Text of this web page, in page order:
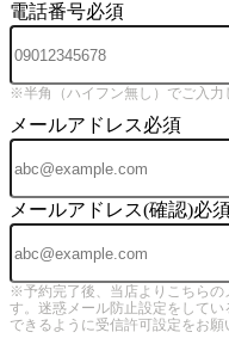
電話番号必須
※半角（ハイフン無し）でご入力
メールアドレス必須
メールアドレス(確認)必
※予約完了後、当店よりこちらの
す。迷惑メール防止設定をしてい
できるように受信許可設定をお願